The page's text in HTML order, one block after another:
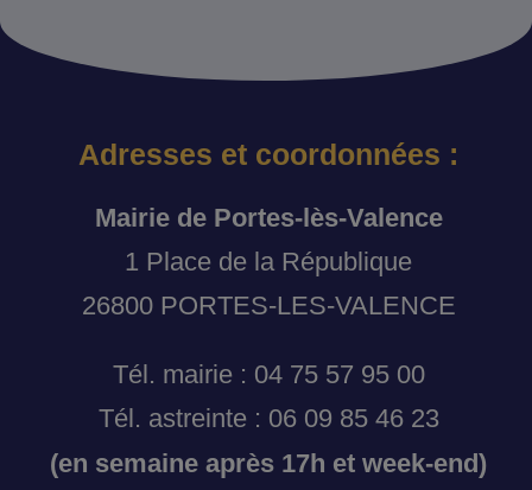
Adresses et coordonnées :
Mairie de Portes-lès-Valence
1 Place de la République
26800 PORTES-LES-VALENCE
Tél. mairie : 04 75 57 95 00
Tél. astreinte : 06 09 85 46 23
(en semaine après 17h et week-end)